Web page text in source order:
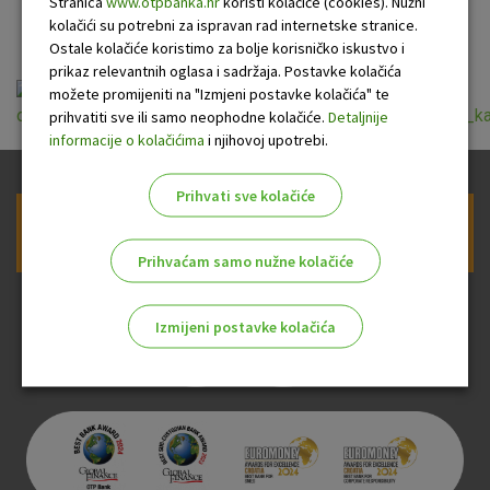
stopu
kolačići su potrebni za ispravan rad internetske stranice.
Ostale kolačiće koristimo za bolje korisničko iskustvo i
prikaz relevantnih oglasa i sadržaja. Postavke kolačića
možete promijeniti na "Izmjeni postavke kolačića" te
prihvatiti sve ili samo neophodne kolačiće. Detaljnije
informacije o kolačićima i njihovoj upotrebi.
Prihvati sve kolačiće
Prihvaćam samo nužne kolačiće
Izmijeni postavke kolačića